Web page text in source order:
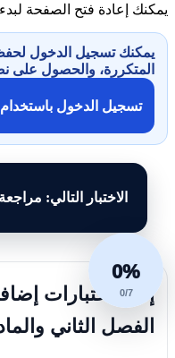
يمكنك إعادة فتح الصفحة
يمكنك تسجيل الدخول
المتكررة، والحصول على
تسجيل الدخول باستخدام Google
الاختبار التالي:
0%
0/7
إليك اختبارات
الفصل الثاني